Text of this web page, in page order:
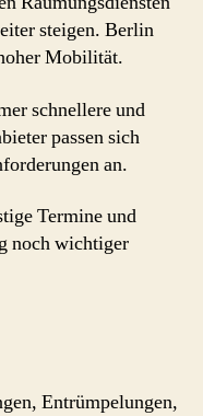
steigen. Berlin
Mobilität.
schnellere und
passen sich
an.
Termine und
noch wichtiger
Entrümpelungen,